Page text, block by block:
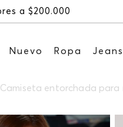
Nuevo Ropa
Camiseta entorchada para